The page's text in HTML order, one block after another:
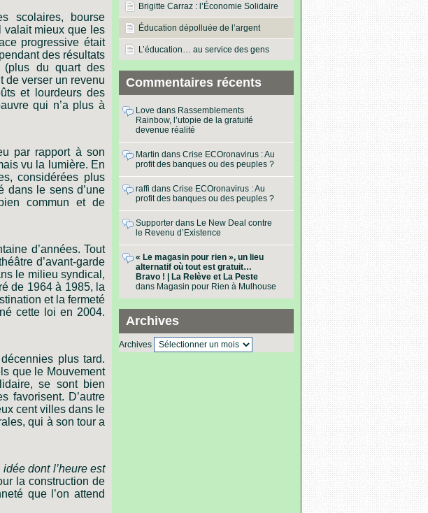
d’Existence
Brigitte Carraz : l’Économie Solidaire
dans les actes !
Éducation dépolluée de l’argent
L’éducation… au service des gens
Commentaires récents
Love dans Rassemblements
Rainbow, l’utopie de la gratuité
devenue réalité
Martin dans Crise ECOronavirus : Au
profit des banques ou des peuples ?
raffi dans Crise ECOronavirus : Au
profit des banques ou des peuples ?
Supporter dans Le New Deal contre
le Revenu d’Existence
« Le magasin pour rien », un lieu
alternatif où tout est gratuit…
Bravo ! | La Relève et La Peste
dans Magasin pour Rien à Mulhouse
Archives
Archives
scolaires, bourse
valait mieux que les
progressive était
des résultats
(plus du quart des
de verser un revenu
et lourdeurs des
qui n’a plus à
par rapport à son
vu la lumière. En
considérées plus
dans le sens d’une
commun et de
d’années. Tout
d’avant-garde
le milieu syndical,
de 1964 à 1985, la
et la fermeté
cette loi en 2004.
plus tard.
que le Mouvement
se sont bien
favorisent. D’autre
cent villes dans le
qui à son tour a
idée dont l’heure est
la construction de
que l’on attend